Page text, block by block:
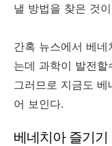
낼 방법을 찾은 것
간혹 뉴스에서 베
는데 과학이 발전
그러므로 지금도
어 보인다.
베네치아 즐기